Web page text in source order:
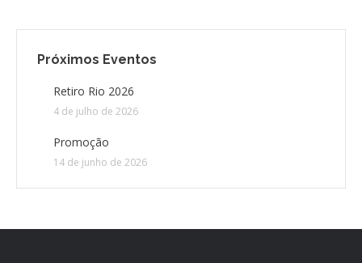
Próximos Eventos
Retiro Rio 2026
4 de julho de 2026
Promoção
14 de junho de 2026